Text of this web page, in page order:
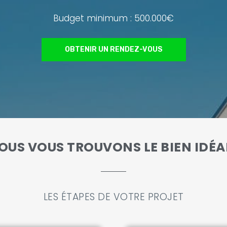
Budget minimum : 500.000€
OBTENIR UN RENDEZ-VOUS
VOUS TROUVONS LE BIEN
LES ÉTAPES DE VOTRE PROJET